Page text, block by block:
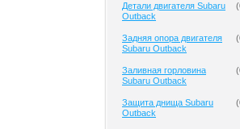
Детали двигателя Subaru
Outback
(
Задняя опора двигателя
Subaru Outback
(
Заливная горловина
Subaru Outback
(
Защита днища Subaru
Outback
(